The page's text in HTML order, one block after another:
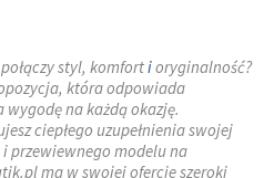
styl, komfortioryginalność?
która odpowiada
na każdą okazję.
ciepłego uzupełnienia swojej
przewiewnego modelu na
ma w swojej ofercie szeroki